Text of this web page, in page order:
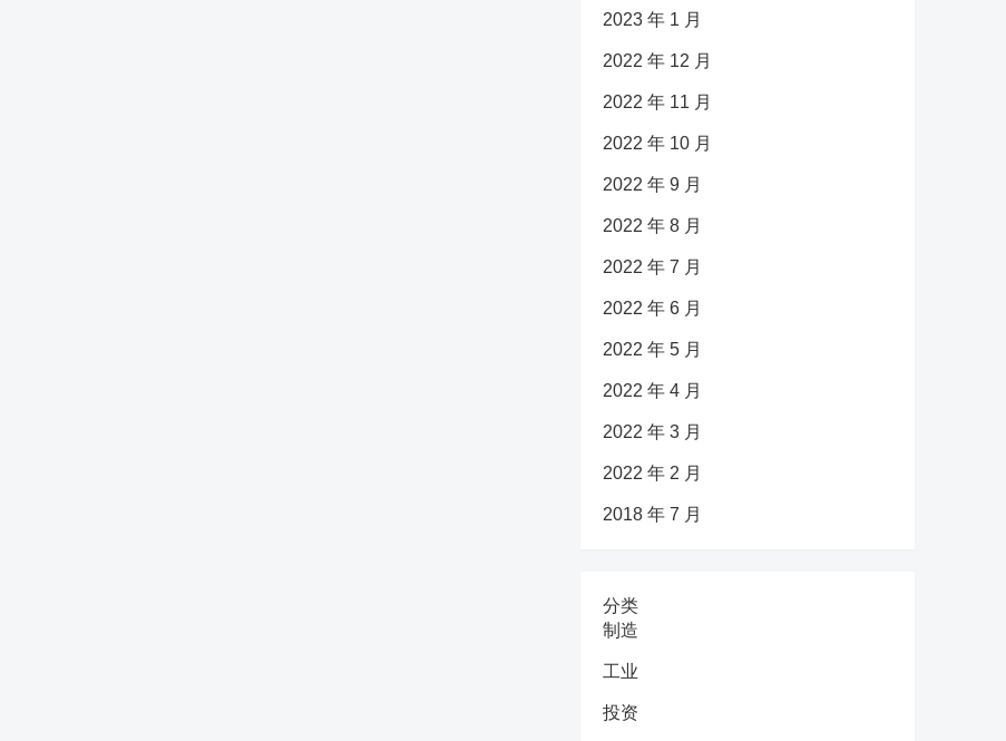
2023 年 1 月
2022 年 12 月
2022 年 11 月
2022 年 10 月
2022 年 9 月
2022 年 8 月
2022 年 7 月
2022 年 6 月
2022 年 5 月
2022 年 4 月
2022 年 3 月
2022 年 2 月
2018 年 7 月
分类
制造
工业
投资